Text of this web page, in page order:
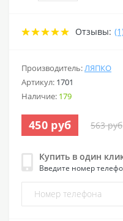
Отзывы:
Производитель:ЛЯПКО
Артикул: 1701
Наличие: 179
450 руб 563 руб
Купить в один
Введите номер